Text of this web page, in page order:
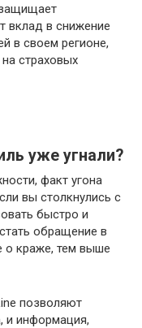
вклад в снижение
в своем регионе,
страховых
уже угнали?
факт угона
вы столкнулись с
быстро и
обращение в
краже, тем выше
позволяют
и информация,